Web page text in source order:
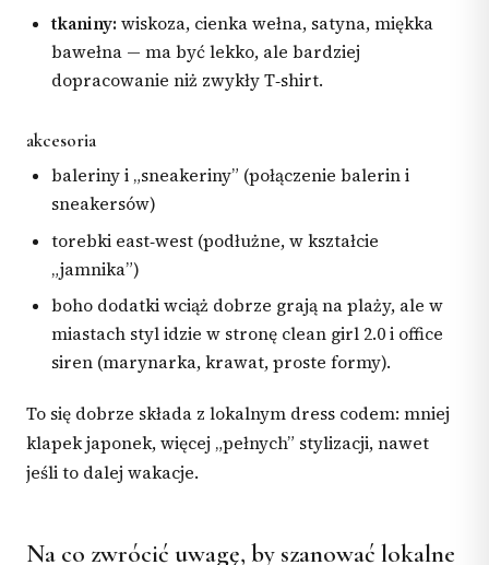
tkaniny: wiskoza, cienka wełna, satyna, miękka
bawełna — ma być lekko, ale bardziej
dopracowanie niż zwykły T‑shirt.
akcesoria
baleriny i „sneakeriny” (połączenie balerin i
sneakersów)
torebki east‑west (podłużne, w kształcie
„jamnika”)
boho dodatki wciąż dobrze grają na plaży, ale w
miastach styl idzie w stronę clean girl 2.0 i office
siren (marynarka, krawat, proste formy).
To się dobrze składa z lokalnym dress codem: mniej
klapek japonek, więcej „pełnych” stylizacji, nawet
jeśli to dalej wakacje.
Na co zwrócić uwagę, by szanować lokalne